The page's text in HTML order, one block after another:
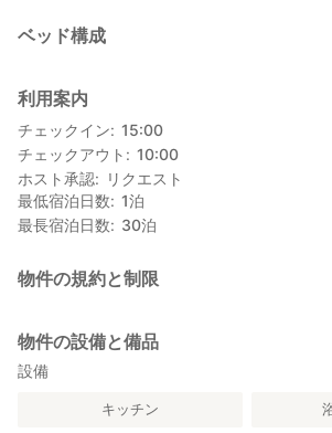
http://tohoku.env.go.jp/mct/
※スーパーやコンビニは近くにはないのでご
ベッド構成
利用案内
チェックイン
15:00
チェックアウト
10:00
ホスト承認
リクエスト
最低宿泊日数
1泊
最長宿泊日数
30泊
物件の規約と制限
物件の設備と備品
設備
キッチン